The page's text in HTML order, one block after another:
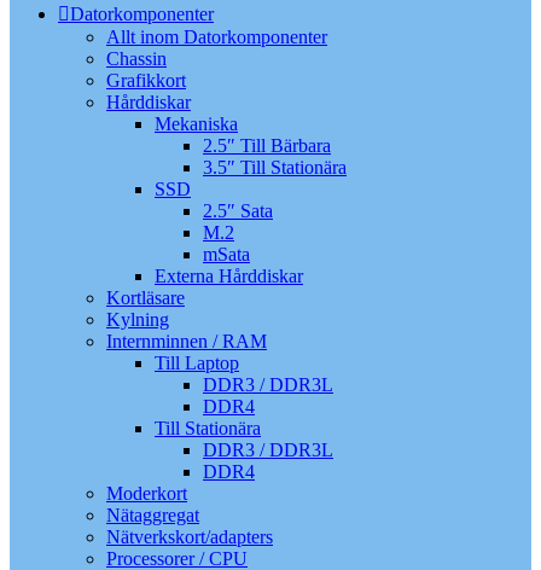
Datorkomponenter
Allt inom Datorkomponenter
Chassin
Grafikkort
Hårddiskar
Mekaniska
2.5″ Till Bärbara
3.5″ Till Stationära
SSD
2.5″ Sata
M.2
mSata
Externa Hårddiskar
Kortläsare
Kylning
Internminnen / RAM
Till Laptop
DDR3 / DDR3L
DDR4
Till Stationära
DDR3 / DDR3L
DDR4
Moderkort
Nätaggregat
Nätverkskort/adapters
Processorer / CPU